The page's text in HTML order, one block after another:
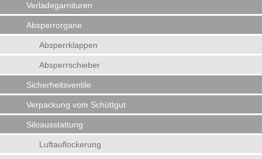
Verladegarnituren
Absperrorgane
Absperrklappen
Absperrschieber
Sicherheitsventile
Verpackung vom Schüttgut
Siloausstattung
Luftauflockerung